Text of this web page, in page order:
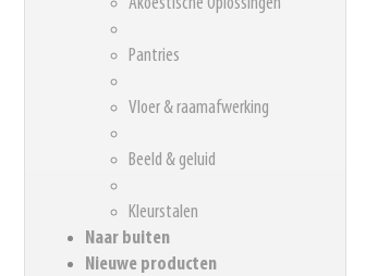
Pantries
Vloer & raamafwerking
Beeld & geluid
Kleurstalen
Naar buiten
Nieuwe producten